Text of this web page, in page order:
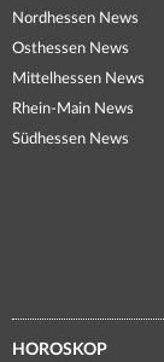
Nordhessen News
Osthessen News
Mittelhessen News
Rhein-Main News
Südhessen News
HOROSKOP